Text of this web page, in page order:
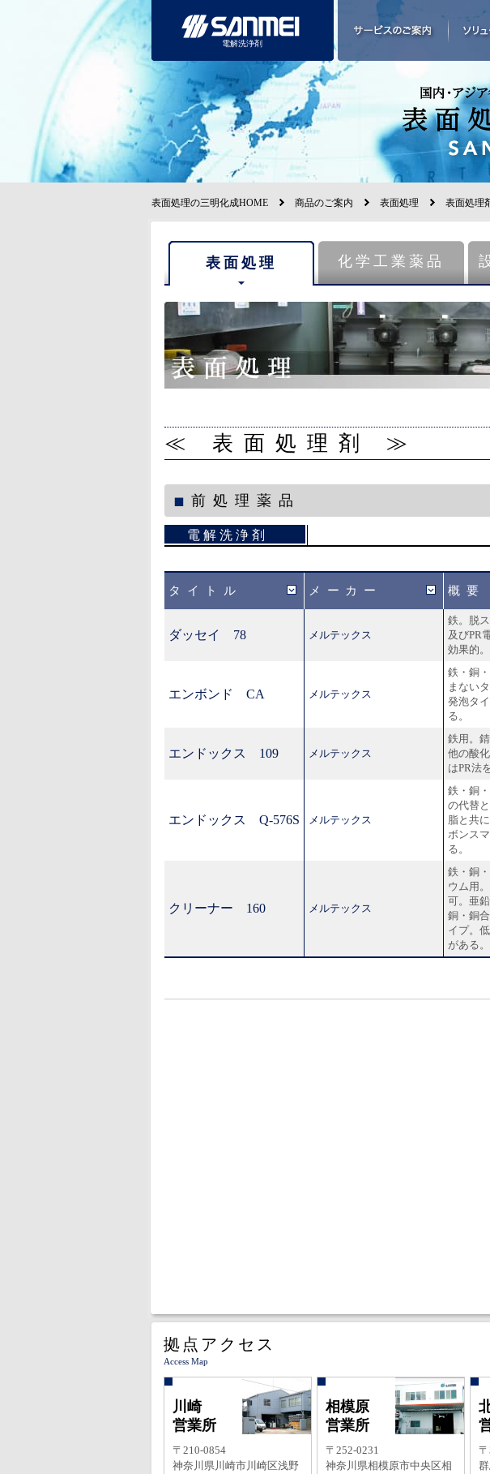
電解洗浄剤
表面処理の三明化成HOME 商品のご案内 表面処理 表面処理
表面処理 化学工業薬品
≪ 表面処理剤 ≫
前処理薬品
電解洗浄剤
タイトル メーカー 概要
ダッセイ 78 メルテックス
鉄。脱
及びPR
効果的。
エンボンド CA メルテックス
鉄・銅
まない
発泡タ
る。
エンドックス 109 メルテックス
鉄用。
他の酸
はPR法
エンドックス Q-576S メルテックス
鉄・銅
の代替
脂と共
ボンス
る。
クリーナー 160 メルテックス
鉄・銅
ウム用
可。亜
銅・銅
イプ。
がある。
拠点アクセス
Access Map
川崎
営業所
〒210-0854
神奈川県川崎市川崎区浅野
相模原
営業所
〒252-0231
神奈川県相模原市中央区相